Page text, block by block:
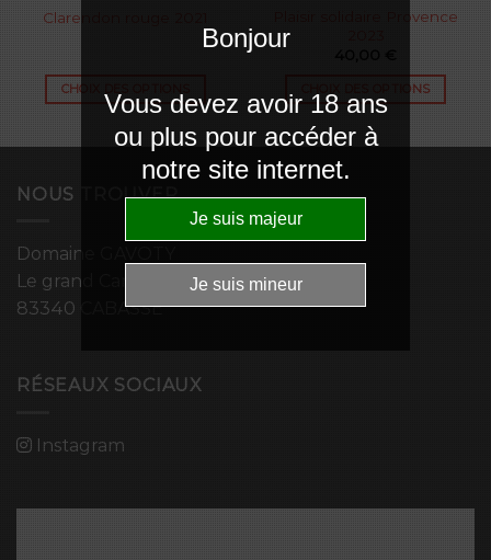
Clarendon rouge 2021
CHOIX DES OPTIONS
Plaisir solidaire Provence
CHOIX DES OPTIONS
NOUS TROUVER
Domaine GAVOTY
Le grand Campdumy
83340 CABASSE
RÉSEAUX SOCIAUX
Instagram
Bonjour
Vous devez avoir 18 ans
ou plus pour accéder à
notre site internet.